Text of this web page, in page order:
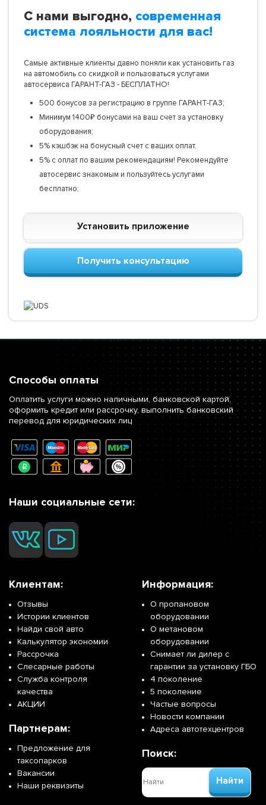
С нами выгодно, современная
система лояльности для вас!
Самые активные клиенты давно поняли как установить газ
на автомобиль со скидкой и пользоваться услугами
автосервиса ГАРАНТ-ГАЗ - БЕСПЛАТНО!
500 бонусов за регистрацию в группе ГАРАНТ-ГАЗ;
Минимум 1400₽ бонусами на ваш счет за установку
оборудования;
5% кэшбэк на бонусный счет с ваших оплат.
5% с оплат по вашим рекомендациям! Рекомендуйте
автосервис знакомым и пользуйтесь услугами
бесплатно;
Установить приложение
Получить консультацию
Способы оплаты
Оплатить услуги можно наличными, банковской картой,
оформить кредит или рассрочку, выполнить банковский
перевод для юридических лиц
Наши социальные сети:
Клиентам:
Отзывы
Истории клиентов
Найди свой авто
Калькулятор экономии
Рассрочка
Слесарные работы
Служба контроля
качества
АКЦИИ
Партнерам:
Предложение для
таксопарков
Вакансии
Наши реквизиты
Информация:
О пропановом
оборудовании
О метановом
оборудовании
Снимает ли дилер с
гарантии за установку ГБО
4 поколение
5 поколение
Частые вопросы
Новости компании
Адреса автотехцентров
Поиск:
Найти